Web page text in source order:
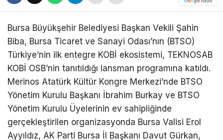
Bursa Büyükşehir Belediyesi Başkan Vekili Şahin
Biba, Bursa Ticaret ve Sanayi Odası’nın (BTSO)
Türkiye’nin ilk entegre KOBİ ekosistemi, TEKNOSAB
KOBİ OSB’nin tanıtıldığı lansman programına katıldı.
Merinos Atatürk Kültür Kongre Merkezi’nde BTSO
Yönetim Kurulu Başkanı İbrahim Burkay ve BTSO
Yönetim Kurulu Üyelerinin ev sahipliğinde
gerçekleştirilen organizasyonda Bursa Valisi Erol
Ayyıldız, AK Parti Bursa İl Başkanı Davut Gürkan,